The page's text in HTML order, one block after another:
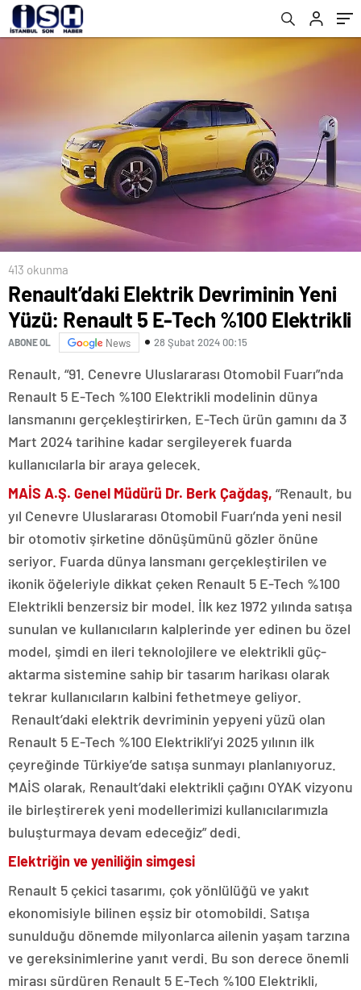
413 okunma
Renault’daki Elektrik Devriminin Yeni
Yüzü: Renault 5 E-Tech %100 Elektrikli
ABONE OL News 28 Şubat 2024 00:15
Renault, “91. Cenevre Uluslararası Otomobil Fuarı”nda
Renault 5 E-Tech %100 Elektrikli modelinin dünya
lansmanını gerçekleştirirken, E-Tech ürün gamını da 3
Mart 2024 tarihine kadar sergileyerek fuarda
kullanıcılarla bir araya gelecek.
MAİS A.Ş. Genel Müdürü Dr. Berk Çağdaş, “Renault, bu
yıl Cenevre Uluslararası Otomobil Fuarı’nda yeni nesil
bir otomotiv şirketine dönüşümünü gözler önüne
seriyor. Fuarda dünya lansmanı gerçekleştirilen ve
ikonik öğeleriyle dikkat çeken Renault 5 E-Tech %100
Elektrikli benzersiz bir model. İlk kez 1972 yılında satışa
sunulan ve kullanıcıların kalplerinde yer edinen bu özel
model, şimdi en ileri teknolojilere ve elektrikli güç-
aktarma sistemine sahip bir tasarım harikası olarak
tekrar kullanıcıların kalbini fethetmeye geliyor.
Renault’daki elektrik devriminin yepyeni yüzü olan
Renault 5 E-Tech %100 Elektrikli’yi 2025 yılının ilk
çeyreğinde Türkiye’de satışa sunmayı planlanıyoruz.
MAİS olarak, Renault’daki elektrikli çağını OYAK vizyonu
ile birleştirerek yeni modellerimizi kullanıcılarımızla
buluşturmaya devam edeceğiz” dedi.
Elektriğin ve yeniliğin simgesi
Renault 5 çekici tasarımı, çok yönlülüğü ve yakıt
ekonomisiyle bilinen eşsiz bir otomobildi. Satışa
sunulduğu dönemde milyonlarca ailenin yaşam tarzına
ve gereksinimlerine yanıt verdi. Bu son derece önemli
mirası sürdüren Renault 5 E-Tech %100 Elektrikli,